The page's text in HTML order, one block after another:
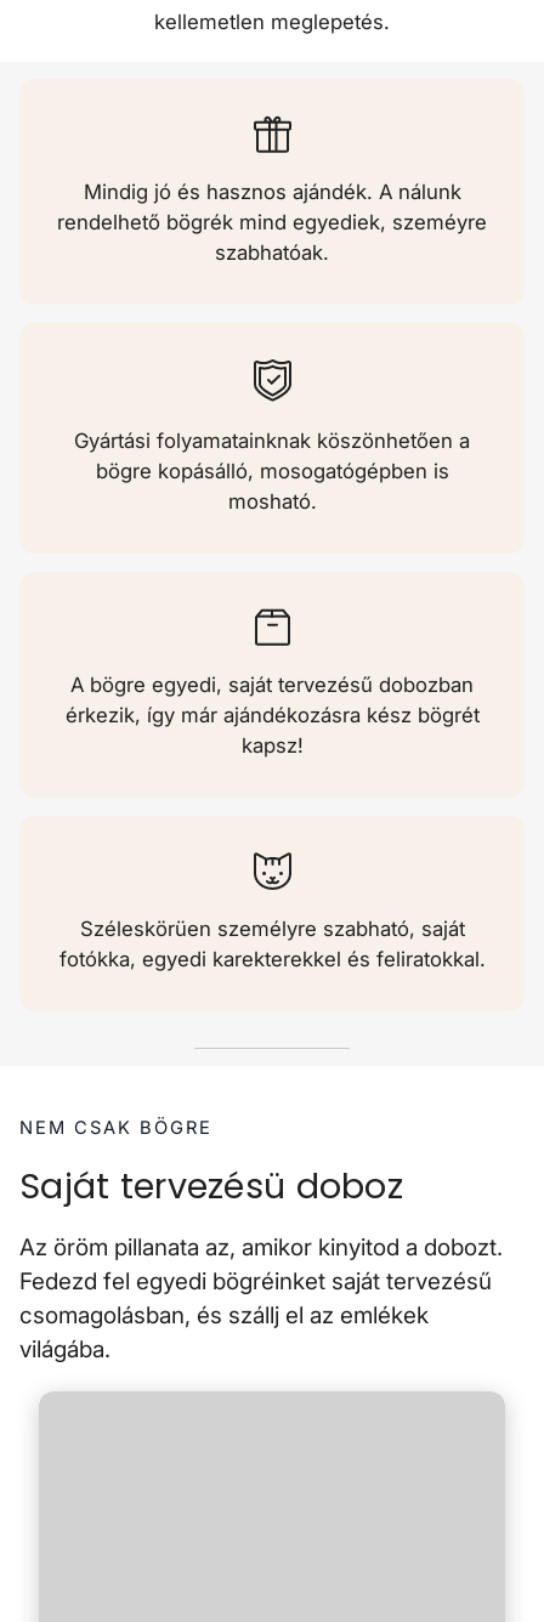
kellemetlen meglepetés.
Mindig jó és hasznos ajándék. A nálunk
rendelhető bögrék mind egyediek, szeméyre
szabhatóak.
Gyártási folyamatainknak köszönhetően a
bögre kopásálló, mosogatógépben is
mosható.
A bögre egyedi, saját tervezésű dobozban
érkezik, így már ajándékozásra kész bögrét
kapsz!
Széleskörüen személyre szabható, saját
fotókka, egyedi karekterekkel és feliratokkal.
NEM CSAK BÖGRE
Saját tervezésü doboz
Az öröm pillanata az, amikor kinyitod a dobozt.
Fedezd fel egyedi bögréinket saját tervezésű
csomagolásban, és szállj el az emlékek
világába.